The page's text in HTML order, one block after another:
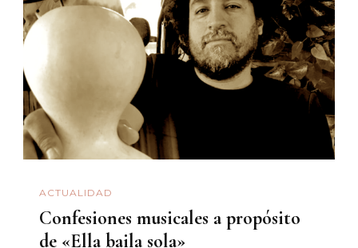
ACTUALIDAD
Confesiones musicales a propósito
de «Ella baila sola»